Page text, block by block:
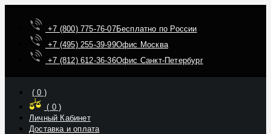
+7 (800) 775-76-07Бесплатно по России
+7 (495) 255-39-99Офис Москва
+7 (812) 612-36-36Офис Санкт-Петербург
(0 )
( 0)
Личный Кабинет
Доставка и оплата